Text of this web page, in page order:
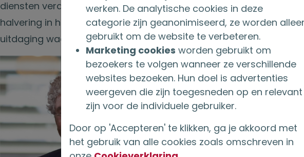
diensten verder te ondersteunen. Met een verdubbeling in het
halvering in het aantal mantelzorgers de komende twintig jaar ligt
uitdaging waar ik graag mijn bijdrage aan wil leveren.”
werken. De analytische cookies in deze
categorie zijn geanonimiseerd, ze worden
gebruikt om de website te verbeteren.
Marketing cookies worden gebruikt om
bezoekers te volgen wanneer ze verschillende
websites bezoeken. Hun doel is advertenties
weergeven die zijn toegesneden op en relevant
zijn voor de individuele gebruiker.
Door op 'Accepteren' te klikken, ga je akkoord met
het gebruik van alle cookies zoals omschreven in